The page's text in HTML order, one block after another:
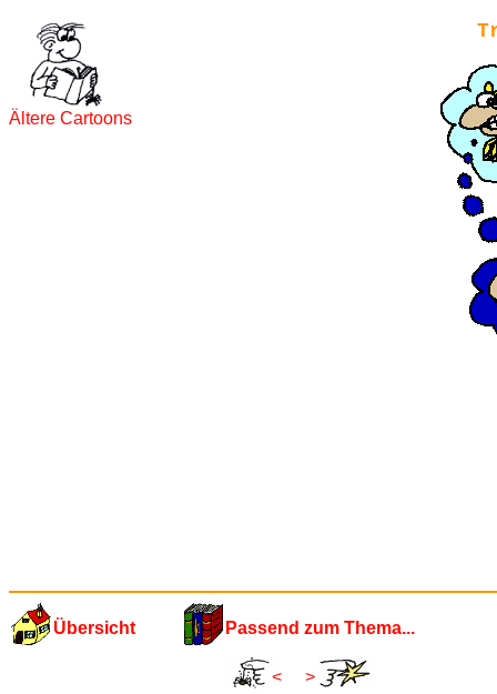
Ältere Cartoons
Übersicht Passend zum Thema...
< >